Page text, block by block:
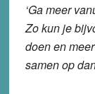
‘Ga meer
Zo kun je
doen en
samen op